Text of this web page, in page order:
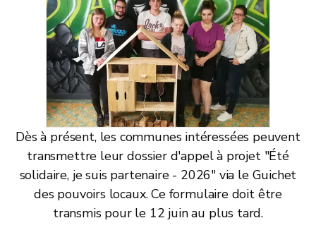
Dès à présent, les communes intéressées peuvent
transmettre leur dossier d'appel à projet "Été
solidaire, je suis partenaire - 2026" via le Guichet
des pouvoirs locaux. Ce formulaire doit être
transmis pour le 12 juin au plus tard.